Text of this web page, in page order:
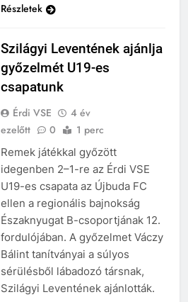
Részletek
Szilágyi Leventének ajánlja
győzelmét U19-es
csapatunk
Érdi VSE
4 év
ezelőtt
0 1 perc
Remek játékkal győzött
idegenben 2–1-re az Érdi VSE
U19-es csapata az Újbuda FC
ellen a regionális bajnokság
Északnyugat B-csoportjának 12.
fordulójában. A győzelmet Váczy
Bálint tanítványai a súlyos
sérülésből lábadozó társnak,
Szilágyi Leventének ajánlották.